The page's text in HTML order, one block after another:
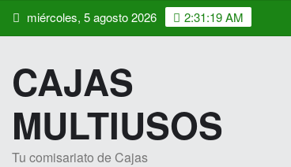
Saltar miércoles, 5 agosto 2026 2:31:20 AM
CAJAS
MULTIUSOS
Tu comisariato de Cajas